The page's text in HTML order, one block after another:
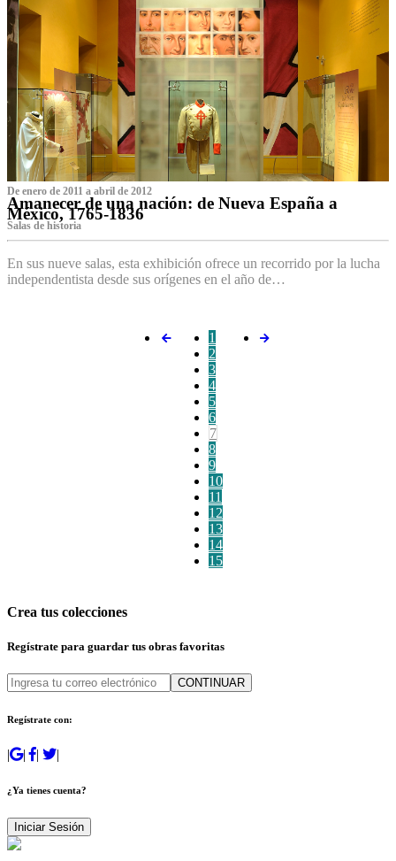
De enero de 2011 a abril de 2012
Amanecer de una nación: de Nueva España a
México, 1765-1836
Salas de historia
En sus nueve salas, esta exhibición ofrece un recorrido por la lucha
independentista desde sus orígenes en el año de…
1
2
3
4
5
6
7
8
9
10
11
12
13
14
15
Crea tus colecciones
Regístrate para guardar tus obras favoritas
CONTINUAR
Regístrate con:
| | | |
¿Ya tienes cuenta?
Iniciar Sesión